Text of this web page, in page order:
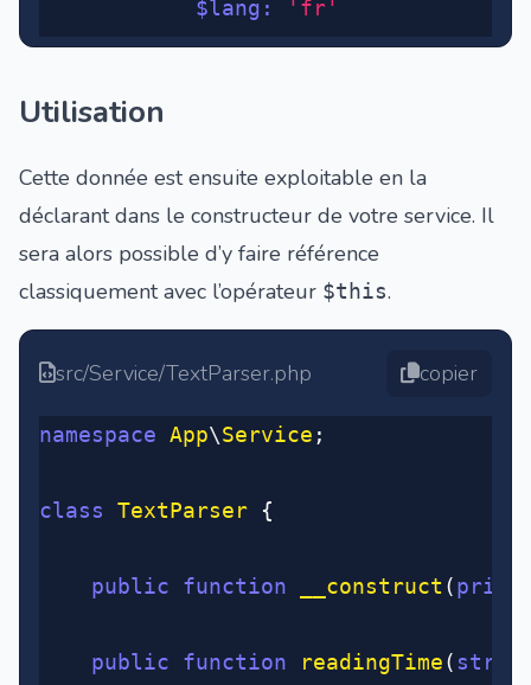
			$lang
: 'fr'
Utilisation
Cette donnée est ensuite exploitable en la
déclarant dans le constructeur de votre service. Il
sera alors possible d’y faire référence
classiquement avec l’opérateur $this.
src/Service/TextParser.php copier
namespace App\Service ;
class TextParser {
	public
function __construct (
	public
function readingTime(